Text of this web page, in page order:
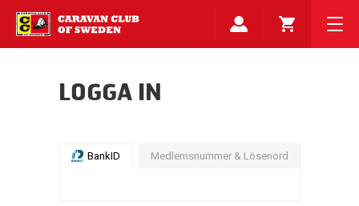
LOGGA IN
BankID Medlemsnummer & Lösenord